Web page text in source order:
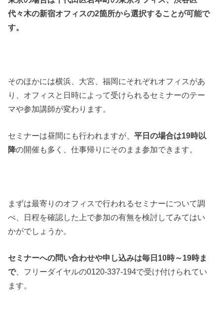
代々木の新宿オフィスの2箇所から選択することが可能で
す。
そのほかには横浜、大宮、福岡にそれぞれオフィスがあ
り、オフィスと日時によって受けられるセミナーのテー
マや参加講師が変わります。
セミナーは昼間にも行われますが、平日の場合は19時以
降の開催も多く、仕事帰りにそのまま参加できます。
まずは最寄りのオフィスで行われるセミナーについて調
べ、日程を確認した上で参加の有無を検討してみてはい
かがでしょうか。
セミナーへの問い合わせや申し込みは毎日10時～19時ま
で、フリーダイヤルの0120-337-194で受け付けられてい
ます。